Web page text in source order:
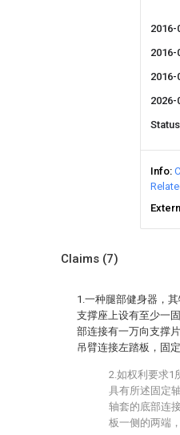
2016-
2016-
2016-
2026-
Status
Info
Claims (7)
1.一种腿部健身器，
支撑座上设有至少一
部连接有一万向支撑
吊臂连接左踏板，固
2.如权利要求1
具有所述固定
轴套的底部连
板一侧的两端